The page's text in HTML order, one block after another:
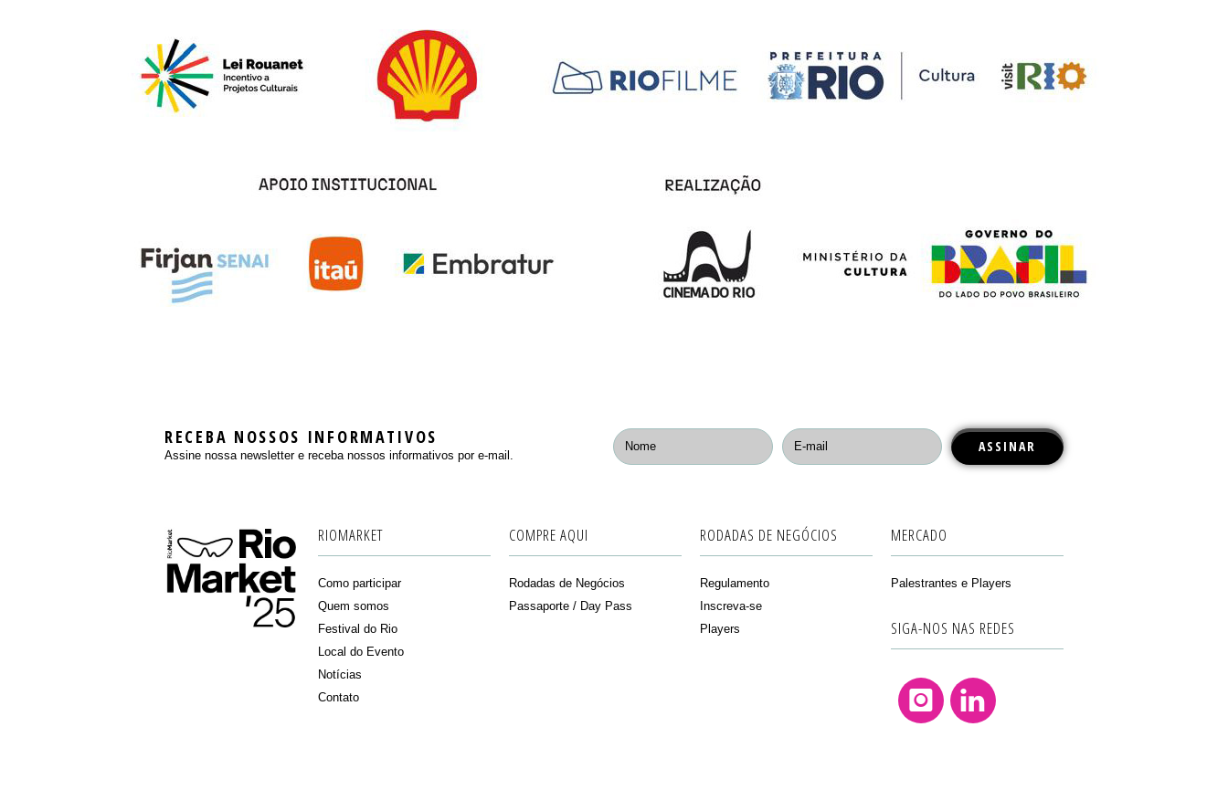
RECEBA NOSSOS INFORMATIVOS
Assine nossa newsletter e receba nossos informativos por e-mail.
RIOMARKET
Como participar
Quem somos
Festival do Rio
Local do Evento
Notícias
Contato
COMPRE AQUI
Rodadas de Negócios
Passaporte / Day Pass
RODADAS DE NEGÓCIOS
Regulamento
Inscreva-se
Players
MERCADO
Palestrantes e Players
SIGA-NOS NAS REDES